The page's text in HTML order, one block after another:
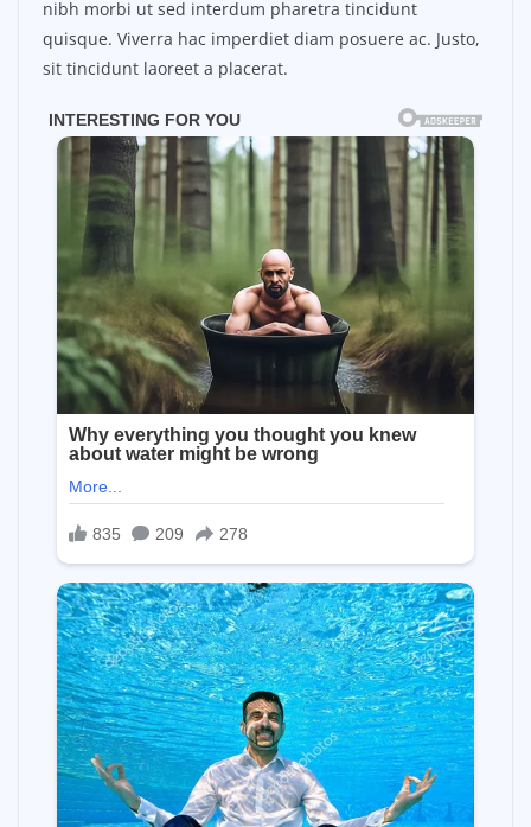
nibh morbi ut sed interdum pharetra tincidunt
quisque. Viverra hac imperdiet diam posuere ac. Justo,
sit tincidunt laoreet a placerat.